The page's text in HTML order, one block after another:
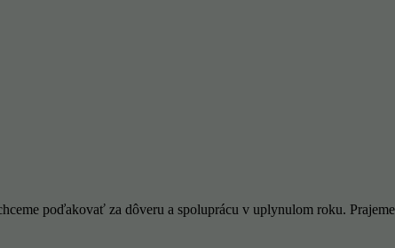
poďakovať za dôveru a spoluprácu v uplynulom roku.